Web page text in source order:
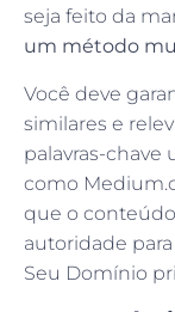
seja feito da
um método
Você deve
similares e
palavras-chave
como
que o
autoridade
Seu Domínio